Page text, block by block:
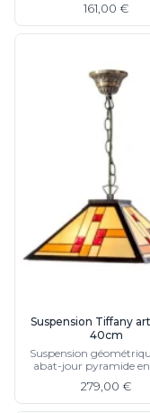
161,00 €
Suspension Tiffany
40cm
Suspension
abat-jour pyramide
suspension et
plafond en cloche
279,00 €